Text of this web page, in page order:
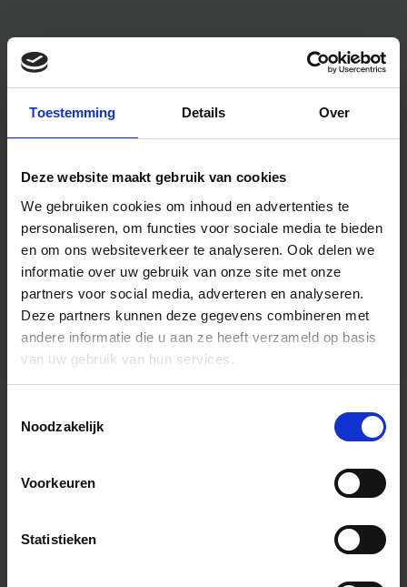
Toestemming Details Over
Deze website maakt gebruik van cookies
We gebruiken cookies om inhoud en advertenties te
personaliseren, om functies voor sociale media te bieden
en om ons websiteverkeer te analyseren. Ook delen we
informatie over uw gebruik van onze site met onze
partners voor social media, adverteren en analyseren.
Deze partners kunnen deze gegevens combineren met
andere informatie die u aan ze heeft verzameld op basis
van uw gebruik van hun services.
Noodzakelijk
Voorkeuren
Statistieken
Algemene informatie